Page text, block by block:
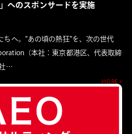
へのスポンサードを実施
ちへ。"あの頃の熱狂"を、次の世代
（本社：東京都港区、代表取締
社…
MORE >